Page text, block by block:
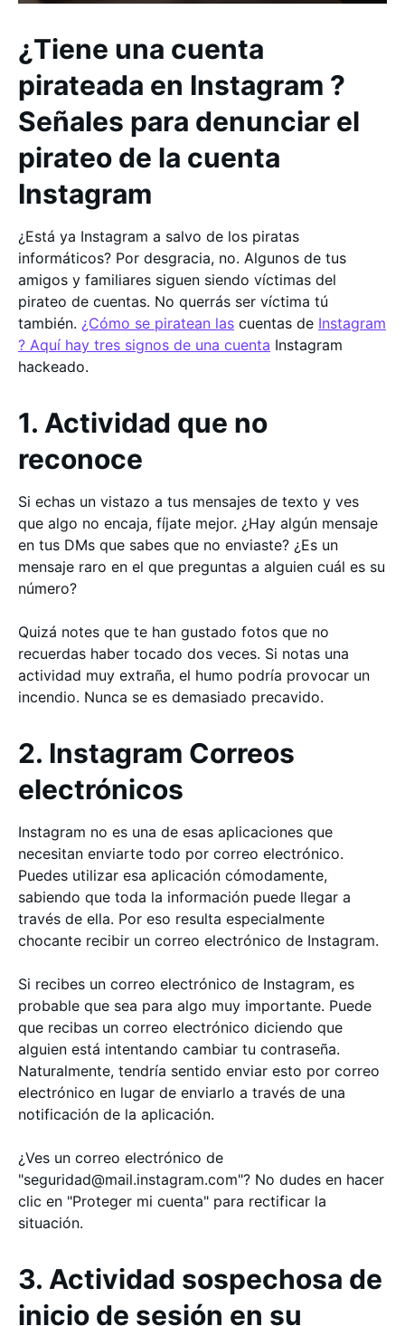
¿Tiene una cuenta
pirateada en Instagram ?
Señales para denunciar el
pirateo de la cuenta
Instagram
¿Está ya Instagram a salvo de los piratas
informáticos? Por desgracia, no. Algunos de tus
amigos y familiares siguen siendo víctimas del
pirateo de cuentas. No querrás ser víctima tú
también. ¿Cómo se piratean las cuentas de Instagram
? Aquí hay tres signos de una cuenta Instagram
hackeado.
1. Actividad que no
reconoce
Si echas un vistazo a tus mensajes de texto y ves
que algo no encaja, fíjate mejor. ¿Hay algún mensaje
en tus DMs que sabes que no enviaste? ¿Es un
mensaje raro en el que preguntas a alguien cuál es su
número?
Quizá notes que te han gustado fotos que no
recuerdas haber tocado dos veces. Si notas una
actividad muy extraña, el humo podría provocar un
incendio. Nunca se es demasiado precavido.
2. Instagram Correos
electrónicos
Instagram no es una de esas aplicaciones que
necesitan enviarte todo por correo electrónico.
Puedes utilizar esa aplicación cómodamente,
sabiendo que toda la información puede llegar a
través de ella. Por eso resulta especialmente
chocante recibir un correo electrónico de Instagram.
Si recibes un correo electrónico de Instagram, es
probable que sea para algo muy importante. Puede
que recibas un correo electrónico diciendo que
alguien está intentando cambiar tu contraseña.
Naturalmente, tendría sentido enviar esto por correo
electrónico en lugar de enviarlo a través de una
notificación de la aplicación.
¿Ves un correo electrónico de
"seguridad@mail.instagram.com"? No dudes en hacer
clic en "Proteger mi cuenta" para rectificar la
situación.
3. Actividad sospechosa de
inicio de sesión en su